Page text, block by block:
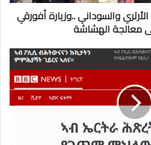
والسوداني ..وزيارة أفورقي
معالجة الهشاشة